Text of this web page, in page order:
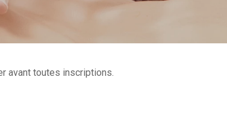
avant toutes inscriptions.